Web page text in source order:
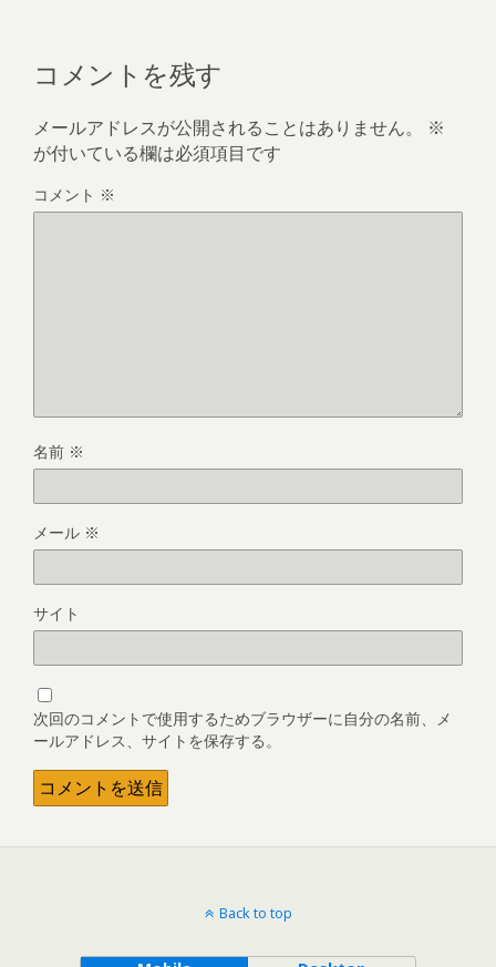
コメントを残す
メールアドレスが公開されることはありません。
※
が付いている欄は必須項目です
コメント ※
名前 ※
メール ※
サイト
次回のコメントで使用するためブラウザーに自分の名前、メ
ールアドレス、サイトを保存する。
Back to top